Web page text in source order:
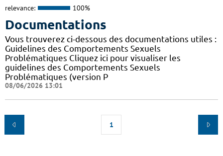
relevance: 100%
Documentations
Vous trouverez ci-dessous des documentations utiles :
Guidelines des Comportements Sexuels
Problématiques Cliquez ici pour visualiser les
guidelines des Comportements Sexuels
Problématiques (version P
08/06/2026 13:01
1